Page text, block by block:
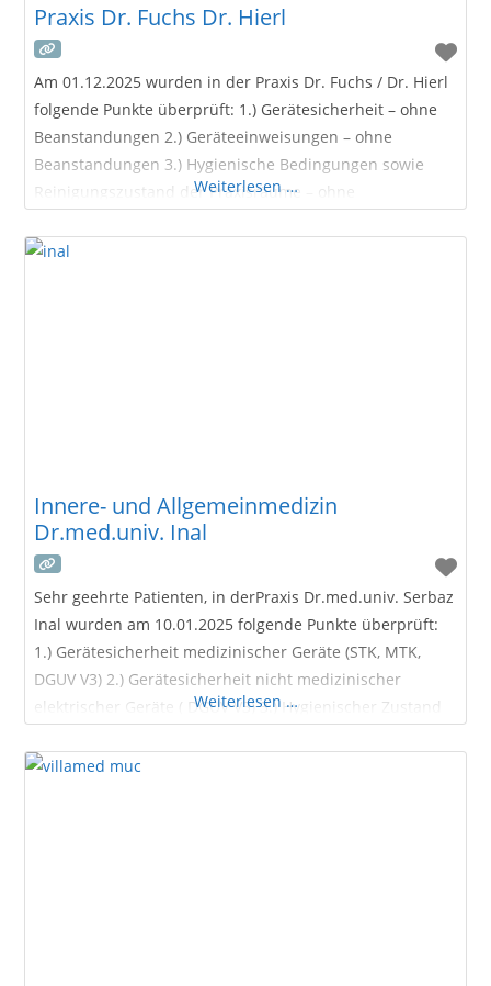
Praxis Dr. Fuchs Dr. Hierl
Am 01.12.2025 wurden in der Praxis Dr. Fuchs / Dr. Hierl
folgende Punkte überprüft: 1.) Gerätesicherheit – ohne
Beanstandungen 2.) Geräteeinweisungen – ohne
Beanstandungen 3.) Hygienische Bedingungen sowie
Reinigungszustand der Praxisräume – ohne
Weiterlesen …
Innere- und Allgemeinmedizin
Dr.med.univ. Inal
Sehr geehrte Patienten, in derPraxis Dr.med.univ. Serbaz
Inal wurden am 10.01.2025 folgende Punkte überprüft:
1.) Gerätesicherheit medizinischer Geräte (STK, MTK,
DGUV V3) 2.) Gerätesicherheit nicht medizinischer
elektrischer Geräte ( DGUV V3) 3.) Hygienischer Zustand
Geräteeinweisungen nach MPG
Weiterlesen …